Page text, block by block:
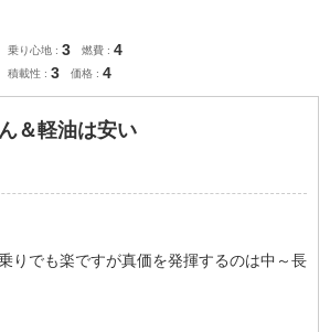
乗り心地 3 燃費 4
積載性 3 価格 4
＆軽油は安い
りでも楽ですが真価を発揮するのは中～長